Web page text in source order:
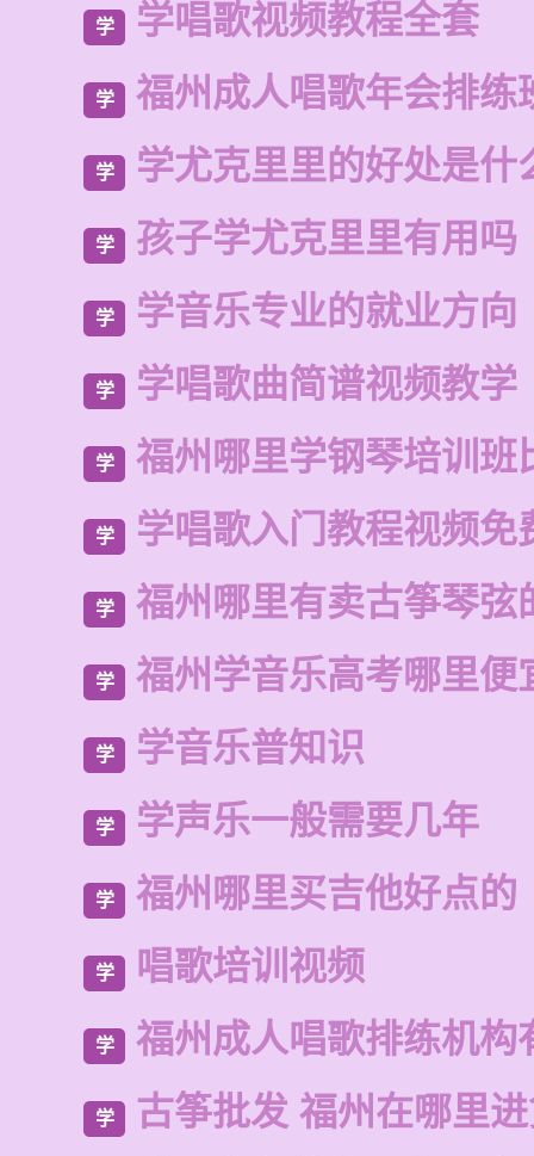
学 学唱歌视频教程全套
学 福州成人唱歌年会排练
学 学尤克里里的好处是什
学 孩子学尤克里里有用吗
学 学音乐专业的就业方向
学 学唱歌曲简谱视频教学
学 福州哪里学钢琴培训班
学 学唱歌入门教程视频免
学 福州哪里有卖古筝琴弦
学 福州学音乐高考哪里便
学 学音乐普知识
学 学声乐一般需要几年
学 福州哪里买吉他好点的
学 唱歌培训视频
学 福州成人唱歌排练机构
学 古筝批发 福州在哪里